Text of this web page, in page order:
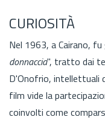
CURIOSITÀ
Nel 1963, a Cairano,
donnaccia", tratto dai
D'Onofrio, intellettuali
film vide la
coinvolti come